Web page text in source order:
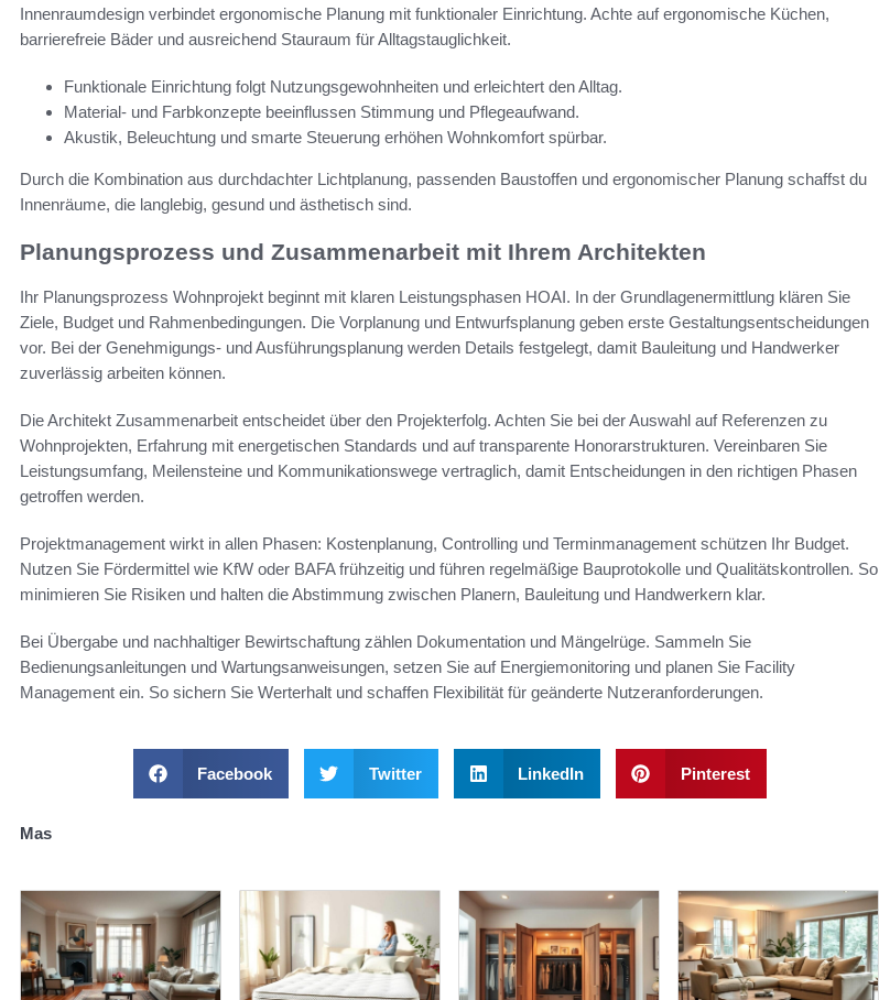
Innenraumdesign verbindet ergonomische Planung mit funktionaler Einrichtung. Achte auf ergonomische Küchen,
barrierefreie Bäder und ausreichend Stauraum für Alltagstauglichkeit.
Funktionale Einrichtung folgt Nutzungsgewohnheiten und erleichtert den Alltag.
Material- und Farbkonzepte beeinflussen Stimmung und Pflegeaufwand.
Akustik, Beleuchtung und smarte Steuerung erhöhen Wohnkomfort spürbar.
Durch die Kombination aus durchdachter Lichtplanung, passenden Baustoffen und ergonomischer Planung schaffst du
Innenräume, die langlebig, gesund und ästhetisch sind.
Planungsprozess und Zusammenarbeit mit Ihrem Architekten
Ihr Planungsprozess Wohnprojekt beginnt mit klaren Leistungsphasen HOAI. In der Grundlagenermittlung klären Sie
Ziele, Budget und Rahmenbedingungen. Die Vorplanung und Entwurfsplanung geben erste Gestaltungsentscheidungen
vor. Bei der Genehmigungs- und Ausführungsplanung werden Details festgelegt, damit Bauleitung und Handwerker
zuverlässig arbeiten können.
Die Architekt Zusammenarbeit entscheidet über den Projekterfolg. Achten Sie bei der Auswahl auf Referenzen zu
Wohnprojekten, Erfahrung mit energetischen Standards und auf transparente Honorarstrukturen. Vereinbaren Sie
Leistungsumfang, Meilensteine und Kommunikationswege vertraglich, damit Entscheidungen in den richtigen Phasen
getroffen werden.
Projektmanagement wirkt in allen Phasen: Kostenplanung, Controlling und Terminmanagement schützen Ihr Budget.
Nutzen Sie Fördermittel wie KfW oder BAFA frühzeitig und führen regelmäßige Bauprotokolle und Qualitätskontrollen. So
minimieren Sie Risiken und halten die Abstimmung zwischen Planern, Bauleitung und Handwerkern klar.
Bei Übergabe und nachhaltiger Bewirtschaftung zählen Dokumentation und Mängelrüge. Sammeln Sie
Bedienungsanleitungen und Wartungsanweisungen, setzen Sie auf Energiemonitoring und planen Sie Facility
Management ein. So sichern Sie Werterhalt und schaffen Flexibilität für geänderte Nutzeranforderungen.
Facebook Twitter LinkedIn Pinterest
Mas